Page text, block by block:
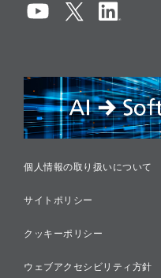
コンプライアンス
リスクマネジメント
税務に対する取り組み
採用情報
個人情報の取り扱いについて
サイトポリシー
クッキーポリシー
ウェブアクセシビリティ方針